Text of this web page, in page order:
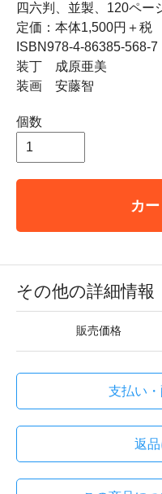
四六判、並製、120ペー
定価：本体1,500円＋税
ISBN978-4-86385-
装丁 成原亜美
装画 安藤智
個数
カ
その他の詳細情報
販売価格
支払い
返